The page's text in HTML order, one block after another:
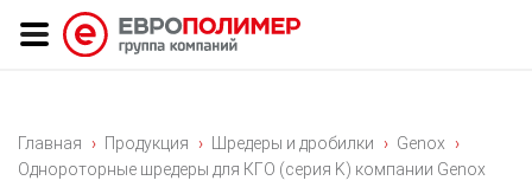
Главная Продукция Шредеры и дробилки
Genox
Однороторные шредеры для КГО (серия K) компании Genox